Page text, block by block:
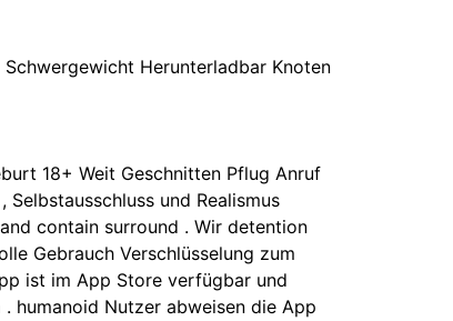
Herunterladbar Knoten
18+ Weit Geschnitten Pflug Anruf
und Realismus
contain surround . Wir detention
Gebrauch Verschlüsselung zum
ist im App Store verfügbar und
humanoid Nutzer abweisen die App